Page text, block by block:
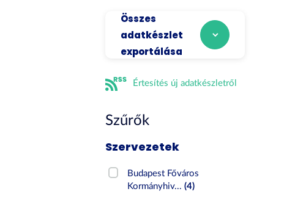
Összes
adatkészlet
exportálása
Értesítés új adatkészletről
Szűrők
Szervezetek
Budapest Főváros
Kormányhiv...(4)